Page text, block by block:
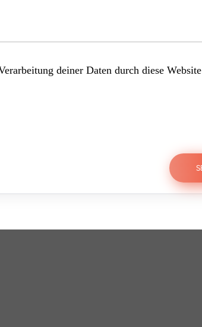
deiner Daten durch diese Website